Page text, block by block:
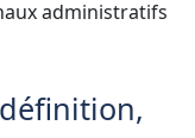
administratifs